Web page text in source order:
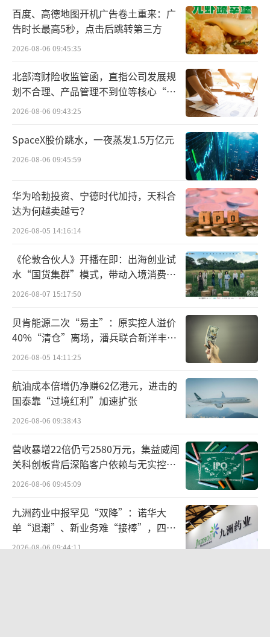
车建兴曾设立了三个产业平台，除了上市
平台美凯龙外，另外两个为红星控股和重庆红
星美凯龙企业发展有限公司（简称“红星企
发”），红星地产是红星企发的下属企业。
车建兴的商业模式为，红星美凯龙负责家
居商场运营，红星企发负责商业地产及住宅项
目开发。借助红星美凯龙家具城品牌及影响力
及全国市场开拓，红星企发参与建成以百货商
场为主的城市综合体、商业业态为依托的住宅
项目。
家具城、商业体、住宅地产等，车建兴打
卖场的红星商业帝国。
截至2020年底，红星美凯龙经营了92家自
营商场，273家委管商场，476家家居建材店/产
业街。而红星控股总资产达到2678.62亿元。
地产、家居卖场成了车建兴产业的左臂右
膀。然而，急速扩张的车建兴很快感受到了危
机，并不得不断了左臂求生。
百度、高德地图开机广告卷土重来：广
告时长最高5秒，点击后跳转第三方
2026-08-06 09:45:35
北部湾财险收监管函，直指公司发展规
划不合理、产品管理不到位等核心“痛
点”
2026-08-06 09:43:25
SpaceX股价跳水，一夜蒸发1.5万亿元
2026-08-06 09:45:59
华为哈勃投资、宁德时代加持，天科合
达为何越卖越亏？
2026-08-05 14:16:14
《伦敦合伙人》开播在即：出海创业试
水“国货集群”模式，带动入境消费反
向种草
2026-08-07 15:17:50
贝肯能源二次“易主”：原实控人溢价
40%“清仓”离场，潘兵联合新洋丰、
宏科百世拟入主
2026-08-05 14:11:25
航油成本倍增仍净赚62亿港元，进击的
国泰靠“过境红利”加速扩张
2026-08-06 09:38:43
营收暴增22倍仍亏2580万元，集益威闯
关科创板背后深陷客户依赖与无实控人
困局
2026-08-06 09:45:09
九洲药业中报罕见“双降”：诺华大
单“退潮”、新业务难“接棒”，四大
难关待闯
2026-08-06 09:44:11